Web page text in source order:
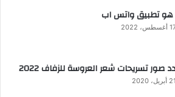
هو تطبيق واتس اب
2022
صور تسريحات شعر العروسة للزفاف 2022
21 أبريل، 2020